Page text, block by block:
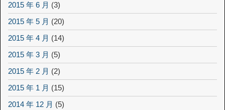
2015 年 6 月 (3)
2015 年 5 月 (20)
2015 年 4 月 (14)
2015 年 3 月 (5)
2015 年 2 月 (2)
2015 年 1 月 (15)
2014 年 12 月 (5)